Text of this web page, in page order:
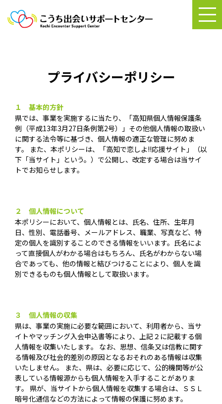
プライバシーポリシー
１ 基本的方針
県では、事業を実施するに当たり、「高知県個人情報保護条
例（平成13年3月27日条例第2号）」その他個人情報の取扱い
に関する法令等に基づき、個人情報の適正な管理に努めま
す。 また、本ポリシーは、「高知で恋しよ!!応援サイト」（以
下「当サイト」という。）で公開し、改定する場合は当サイ
トでお知らせします。
２ 個人情報について
本ポリシーにおいて、個人情報とは、氏名、住所、生年月
日、性別、電話番号、メールアドレス、職業、写真など、特
定の個人を識別することのできる情報をいいます。氏名によ
って直接個人がわかる場合はもちろん、氏名がわからない場
合であっても、他の情報と結びつけることにより、個人を識
別できるものも個人情報として取扱います。
３ 個人情報の収集
県は、事業の実施に必要な範囲において、利用者から、当サ
イトやマッチング入会申込書等により、上記２に記載する個
人情報を収集いたします。 なお、思想、信条又は信教に関す
る情報及び社会的差別の原因となるおそれのある情報は収集
いたしません。 また、県は、必要に応じて、公的機関等が公
表している情報源からも個人情報を入手することがありま
す。 県が、当サイトから個人情報を収集する場合は、ＳＳＬ
暗号化通信などの方法によって情報の保護に努めます。